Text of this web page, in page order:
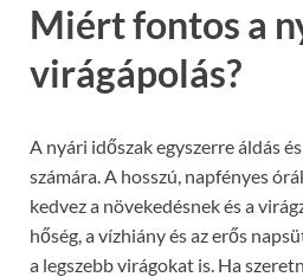
Miért fontos a
virágápolás?
A nyári időszak egyszerre áldás
számára. A hosszú, napfényes
kedvez a növekedésnek és a
hőség, a vízhiány és az erős
a legszebb virágokat is. Ha